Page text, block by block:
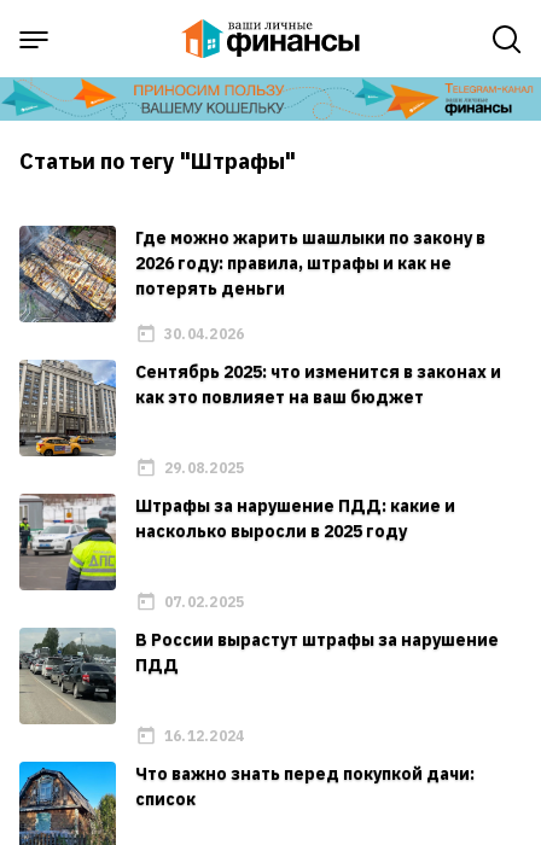
Статьи по тегу "Штрафы"
Где можно жарить шашлыки по закону в
2026 году: правила, штрафы и как не
потерять деньги
30.04.2026
Сентябрь 2025: что изменится в законах и
как это повлияет на ваш бюджет
29.08.2025
Штрафы за нарушение ПДД: какие и
насколько выросли в 2025 году
07.02.2025
В России вырастут штрафы за нарушение
ПДД
16.12.2024
Что важно знать перед покупкой дачи:
список